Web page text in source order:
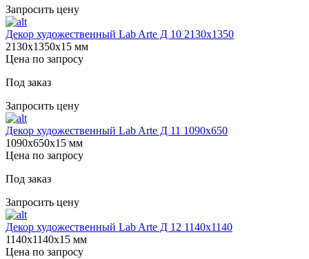
Запросить цену
Декор художественный Lab Arte Д 10 2130х1350
2130х1350х15 мм
Цена по запросу
Под заказ
Запросить цену
Декор художественный Lab Arte Д 11 1090х650
1090х650х15 мм
Цена по запросу
Под заказ
Запросить цену
Декор художественный Lab Arte Д 12 1140х1140
1140х1140х15 мм
Цена по запросу